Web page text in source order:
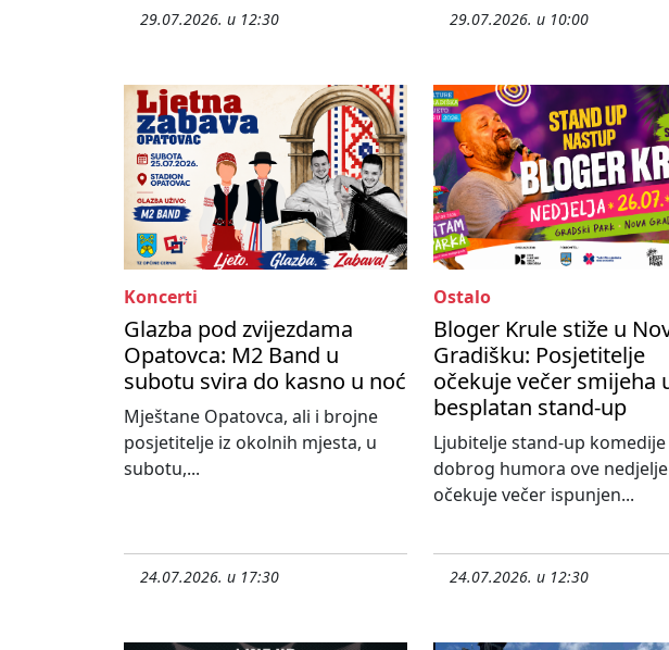
29.07.2026. u 12:30 29.07.2026. u 10:00
Koncerti
Glazba pod zvijezdama
Opatovca: M2 Band u
subotu svira do kasno u noć
Mještane Opatovca, ali i brojne
posjetitelje iz okolnih mjesta, u
subotu,...
24.07.2026. u 17:30
Ostalo
Bloger Krule stiže u
Gradišku: Posjetitelje
očekuje večer smijeha
besplatan stand-up
Ljubitelje stand-up komedije
dobrog humora ove nedjelje
očekuje večer ispunjen...
24.07.2026. u 12:30